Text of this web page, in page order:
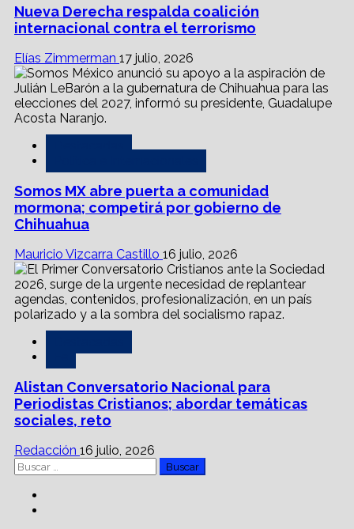
Nueva Derecha respalda coalición
internacional contra el terrorismo
Elías Zimmerman 17 julio, 2026
Somos MX abre puerta a comunidad
mormona; competirá por gobierno de
Chihuahua
Mauricio Vizcarra Castillo 16 julio, 2026
Alistan Conversatorio Nacional para
Periodistas Cristianos; abordar temáticas
sociales, reto
Redacción 16 julio, 2026
Buscar: